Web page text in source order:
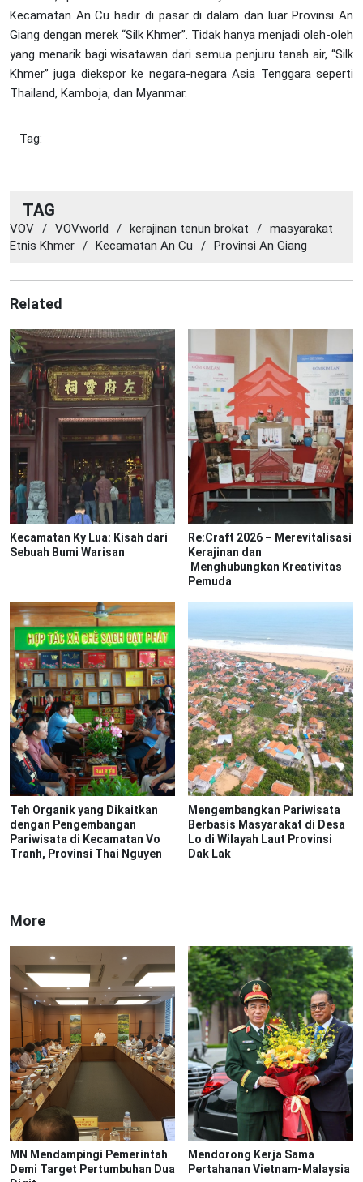
Kecamatan An Cu hadir di pasar di dalam dan luar Provinsi An
Giang dengan merek “Silk Khmer”. Tidak hanya menjadi oleh-oleh
yang menarik bagi wisatawan dari semua penjuru tanah air, “Silk
Khmer” juga diekspor ke negara-negara Asia Tenggara seperti
Thailand, Kamboja, dan Myanmar.
Tag:
TAG
VOV / VOVworld / kerajinan tenun brokat / masyarakat
Etnis Khmer / Kecamatan An Cu / Provinsi An Giang
Related
Kecamatan Ky Lua: Kisah dari
Sebuah Bumi Warisan
Re:Craft 2026 – Merevitalisasi
Kerajinan dan
Menghubungkan Kreativitas
Pemuda
Teh Organik yang Dikaitkan
dengan Pengembangan
Pariwisata di Kecamatan Vo
Tranh, Provinsi Thai Nguyen
Mengembangkan Pariwisata
Berbasis Masyarakat di Desa
Lo di Wilayah Laut Provinsi
Dak Lak
More
MN Mendampingi Pemerintah
Demi Target Pertumbuhan Dua
Mendorong Kerja Sama
Pertahanan Vietnam-Malaysia